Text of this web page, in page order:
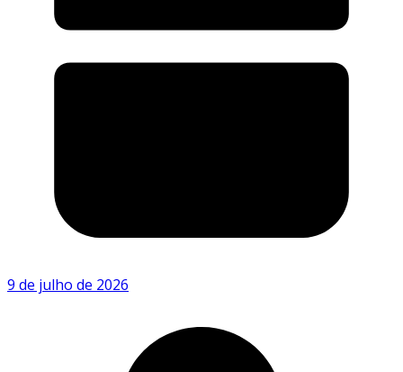
9 de julho de 2026